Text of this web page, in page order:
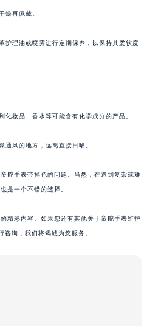
燥再佩戴。
护理油或喷雾进行定期保养，以保持其柔软度
妆品、香水等可能含有化学成分的产品。
通风的地方，远离直接日晒。
舵手表带掉色的问题。当然，在遇到复杂或难
是一个不错的选择。
精彩内容。如果您还有其他关于帝舵手表维护
咨询，我们将竭诚为您服务。